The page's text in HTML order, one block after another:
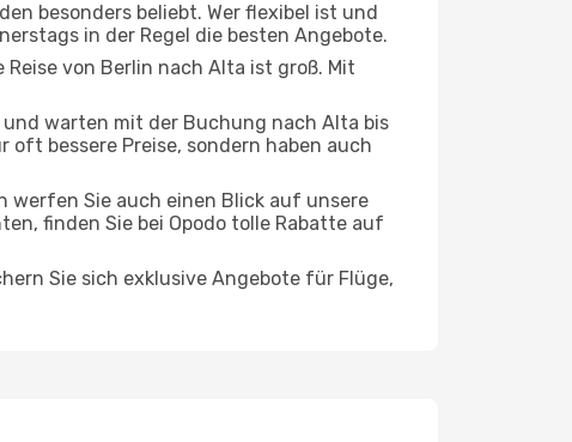
besonders beliebt. Wer flexibel ist und
in der Regel die besten Angebote.
von Berlin nach Alta ist groß. Mit
warten mit der Buchung nach Alta bis
bessere Preise, sondern haben auch
werfen Sie auch einen Blick auf unsere
finden Sie bei Opodo tolle Rabatte auf
Sie sich exklusive Angebote für Flüge,